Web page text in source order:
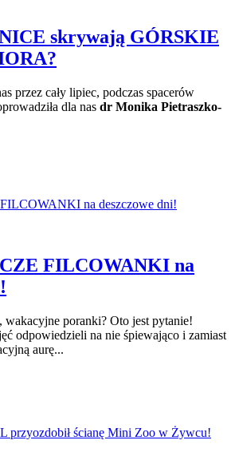
skrywają GÓRSKIE
przez cały lipiec, podczas spacerów
dla nas dr Monika Pietraszko-
FILCOWANKI na
wakacyjne poranki? Oto jest pytanie!
odpowiedzieli na nie śpiewająco i zamiast
aurę...